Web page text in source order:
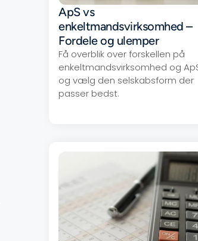
ApS vs
enkeltmandsvirksomhed –
Fordele og ulemper
Få overblik over forskellen på
enkeltmandsvirksomhed og
og vælg den selskabsform der
passer bedst.